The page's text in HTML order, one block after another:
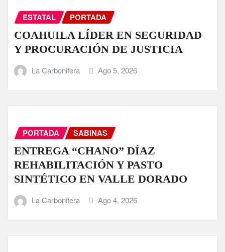
ESTATAL PORTADA
COAHUILA LÍDER EN SEGURIDAD
Y PROCURACIÓN DE JUSTICIA
La Carbonifera Ago 5, 2026
PORTADA SABINAS
ENTREGA “CHANO” DÍAZ
REHABILITACIÓN Y PASTO
SINTÉTICO EN VALLE DORADO
La Carbonifera Ago 4, 2026